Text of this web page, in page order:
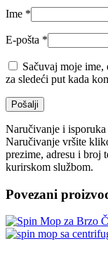
Ime *
E-pošta *
Sačuvaj moje ime,
za sledeći put kada
Naručivanje i isporuka
Naručivanje vršite
prezime, adresu i broj
kurirskom službom.
Povezani